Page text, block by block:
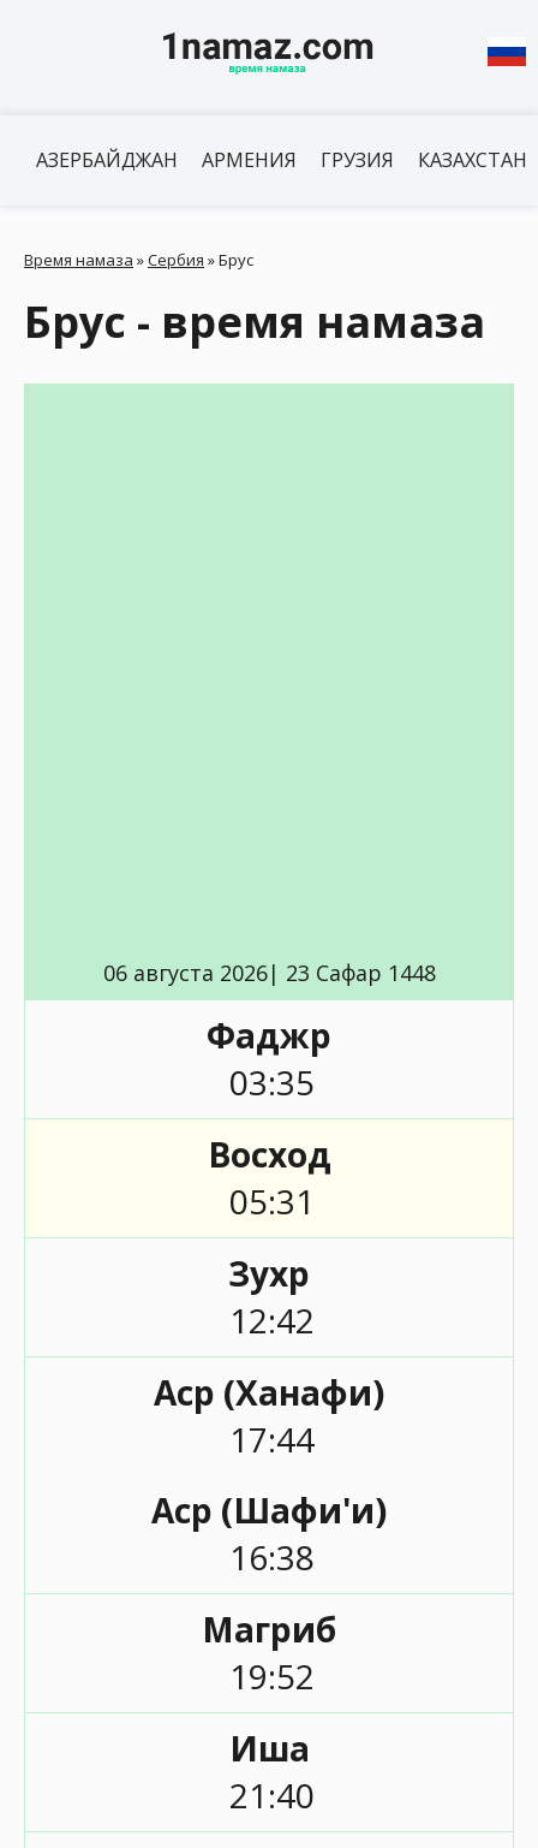
АЗЕРБАЙДЖАН АРМЕНИЯ ГРУЗИЯ КАЗАХСТАН
Время намаза »Сербия »Брус
Брус - время намаза
06 августа 2026| 23 Сафар 1448
Фаджр
03:35
Восход
05:31
Зухр
12:42
Аср (Ханафи)
17:44
Аср (Шафи'и)
16:38
Магриб
19:52
Иша
21:40